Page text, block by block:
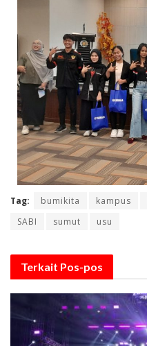
Tag: bumikita kampus
SABI
sumut usu
Terkait Pos-pos